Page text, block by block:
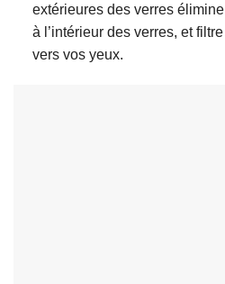
extérieures des verres
à l’intérieur des verres, et
vers vos yeux.